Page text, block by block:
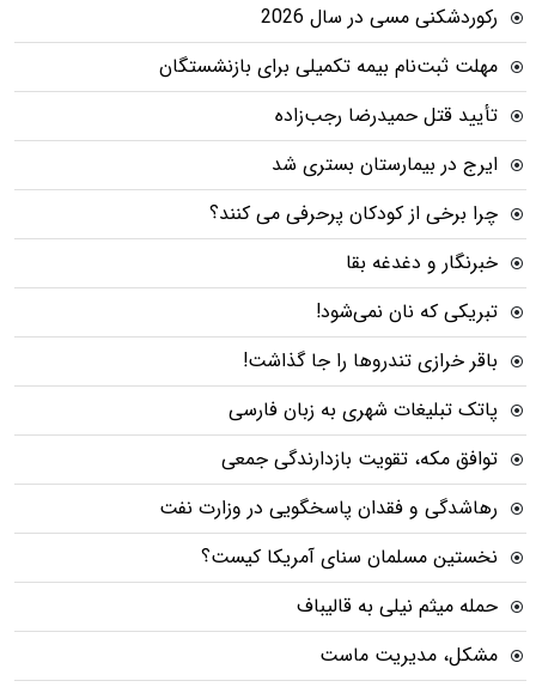
رکوردشکنی مسی در سال 2026
مهلت ثبت‌نام بیمه تکمیلی برای بازنشستگان
تأیید قتل حمیدرضا رجب‌زاده
ایرج در بیمارستان بستری شد
چرا برخی از کودکان پرحرفی می کنند؟
خبرنگار و دغدغه بقا
تبریکی که نان نمی‌شود!
باقر خرازی تندروها را جا گذاشت!
پاتک تبلیغات شهری به زبان فارسی
توافق مکه، تقویت بازدارندگی جمعی
رهاشدگی و فقدان پاسخگویی در وزارت نفت
نخستین مسلمان سنای آمریکا کیست؟
حمله میثم نیلی به قالیباف
مشکل، مدیریت ماست